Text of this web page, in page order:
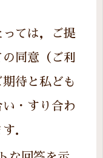
ては，ご提
同意（ご利
待と私ども
・すり合わ
．